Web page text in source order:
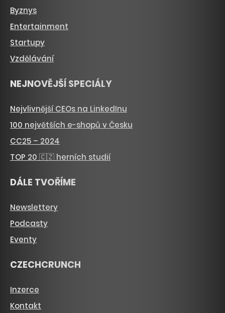
Byznys
Entertainment
Startupy
Vzdělávání
NEJNOVĚJŠÍ SPECIÁLY
Nejvlivnější CEOs na LinkedInu
100 největších e-shopů v Česku
CC25 – 2024
TOP 20 🇨🇿 herních studií
DÁLE TVOŘÍME
Newslettery
Podcasty
Eventy
CZECHCRUNCH
Inzerce
Kontakt